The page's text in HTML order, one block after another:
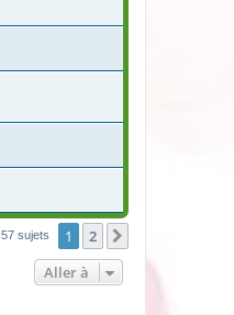
57 sujets 1 2
Aller à